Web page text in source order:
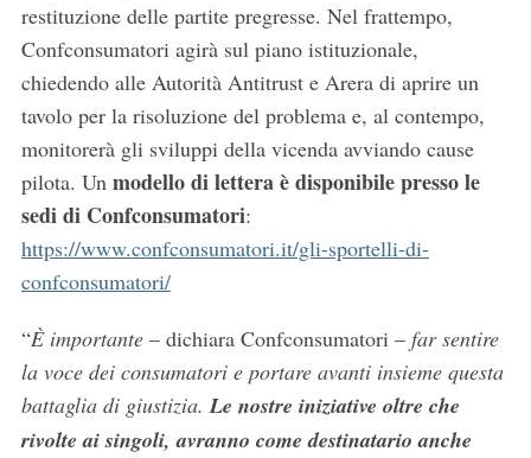
restituzione delle partite pregresse. Nel frattempo,
Confconsumatori agirà sul piano istituzionale,
chiedendo alle Autorità Antitrust e Arera di aprire un
tavolo per la risoluzione del problema e, al contempo,
monitorerà gli sviluppi della vicenda avviando cause
pilota. Un modello di lettera è disponibile presso le
sedi di Confconsumatori:
https://www.confconsumatori.it/gli-sportelli-di-
confconsumatori/
“È importante– dichiara Confconsumatori – far sentire
la voce dei consumatori e portare avanti insieme questa
battaglia di giustizia.Le nostre iniziative oltre che
rivolte ai singoli, avranno come destinatario anche